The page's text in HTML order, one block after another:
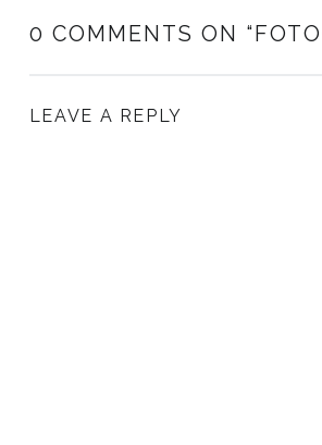
0 COMMENTS ON “
LEAVE A REPLY